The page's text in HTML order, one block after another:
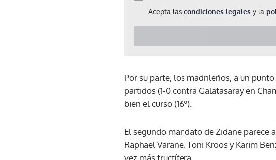
Acepta las condiciones legales y la
Por su parte, los madrileños, a un
partidos (1-0 contra Galatasaray en
bien el curso (16º).
El segundo mandato de Zidane parece
Raphaël Varane, Toni Kroos y Karim
vez más fructífera.